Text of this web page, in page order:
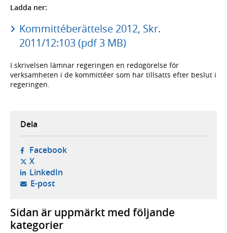
Ladda ner:
Kommittéberättelse 2012, Skr.
2011/12:103 (pdf 3 MB)
I skrivelsen lämnar regeringen en redogörelse för
verksamheten i de kommittéer som har tillsatts efter beslut i
regeringen.
Dela
Facebook- öppnas i ny flik, extern webbplats,
X- öppnas i ny flik, extern webbplats,
LinkedIn- öppnas i ny flik, extern webbplats,
E-post- öppnar din e-postklient,
Sidan är uppmärkt med följande
kategorier